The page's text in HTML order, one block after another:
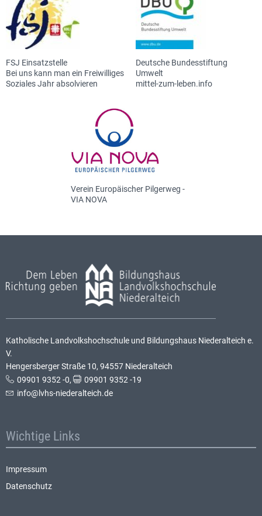
FSJ Einsatzstelle
Bei uns kann man ein Freiwilliges
Soziales Jahr absolvieren
Deutsche Bundesstiftung
Umwelt
mittel-zum-leben.info
Verein Europäischer Pilgerweg -
VIA NOVA
Katholische Landvolkshochschule und Bildungshaus Niederalteich e.
V.
Hengersberger Straße 10, 94557 Niederalteich
09901 9352 -0,
09901 9352 -19
info@lvhs-niederalteich.de
Wichtige Links
Impressum
Datenschutz